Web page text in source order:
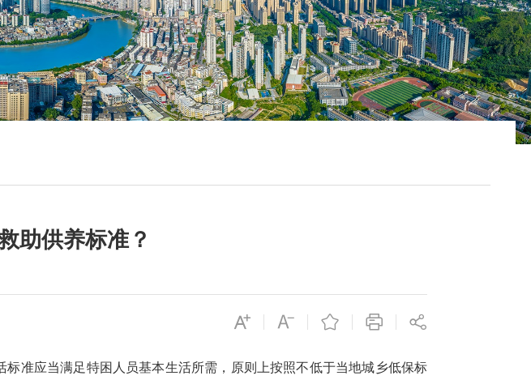
助供养标准？
准应当满足特困人员基本生活所需，原则上按照不低于当地城乡低保标